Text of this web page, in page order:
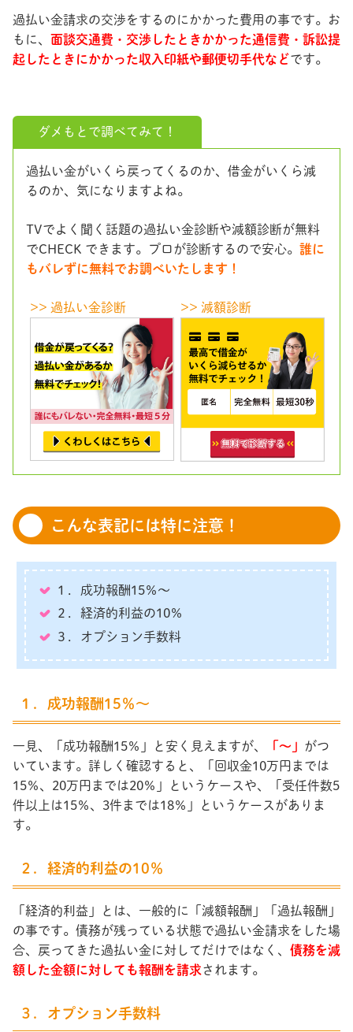
過払い金請求の交渉をするのにかかった費用の事です。お
もに、 面談交通費・交渉したときかかった通信費・訴訟提
起したときにかかった収入印紙や郵便切手代などです。
ダメもとで調べてみて！
過払い金がいくら戻ってくるのか、借金がいくら減
るのか、気になりますよね。
TVでよく聞く話題の過払い金診断や減額診断が無料
でCHECK できます。プロが診断するので安心。 誰に
もバレずに無料でお調べいたします！
>> 過払い金診断 >> 減額診断
こんな表記には特に注意！
１．成功報酬15％～
２．経済的利益の10％
３．オプション手数料
１．成功報酬15％～
一見、「成功報酬15％」と安く見えますが、 「～」 がつ
いています。詳しく確認すると、「回収金10万円までは
15％、20万円までは20％」というケースや、「受任件数5
件以上は15％、3件までは18％」というケースがありま
す。
２．経済的利益の10％
「経済的利益」とは、一般的に「減額報酬」「過払報酬」
の事です。債務が残っている状態で過払い金請求をした場
合、戻ってきた過払い金に対してだけではなく、 債務を減
額した金額に対しても報酬を請求されます。
３．オプション手数料